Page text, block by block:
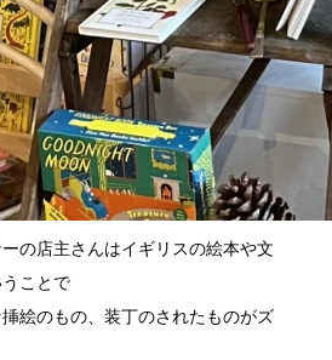
の店主さんはイギリスの絵本や文
ことで
絵のもの、装丁のされたものがズ